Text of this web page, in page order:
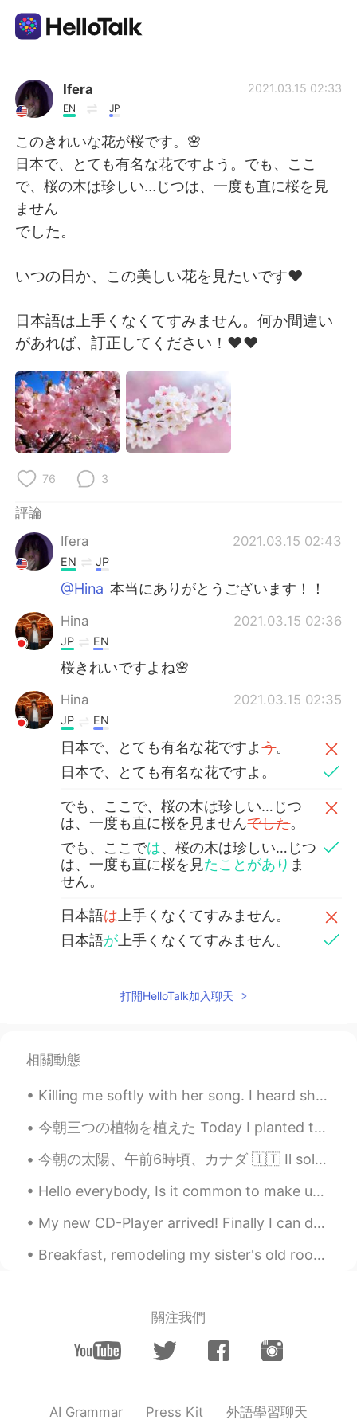
語言交換應用
AI Grammar Checker
繁體中文
English
Español العربية
Français Deutsch
Русский ไทย
Indonesia Italiano
Türkçe
Português
Ifera
EN JP
2021.03.15 02:33
このきれいな花が桜です。🌸
日本で、とても有名な花ですよう。でも、ここ
で、桜の木は珍しい…じつは、一度も直に桜を見
ません
でした。
いつの日か、この美しい花を見たいです❤️
日本語は上手くなくてすみません。何か間違い
があれば、訂正してください！❤️❤️
76 3
評論
Ifera
2021.03.15 02:43
EN JP
@Hina 本当にありがとうございます！！
Hina 2021.03.15 02:36
JP EN
桜きれいですよね🌸
Hina 2021.03.15 02:35
JP EN
日本で、とても有名な花ですよう。
日本で、とても有名な花ですよ。
でも、ここで、桜の木は珍しい…じつ
は、一度も直に桜を見ませんでした。
でも、ここでは、桜の木は珍しい…じつ
は、一度も直に桜を見たことがあり ま
せん。
日本語は上手くなくてすみません。
日本語が 上手くなくてすみません。
打開HelloTalk加入聊天
相關動態
Killing me softly with her song. I heard she sang a good song, I heard she had a style. And so I...
今朝三つの植物を植えた Today I planted three plants today ここには乾季だから土がとても硬い Here it is the dry season, so th...
今朝の太陽、午前6時頃、カナダ 🇮🇹 Il sole del mattino, alle 6 circa, in Canada 🇺🇸 Morning sun, around 6 am, in...
Hello everybody, Is it common to make umeshu? My friend moved to a new place that has a plum tre...
My new CD-Player arrived! Finally I can do the listening exercises in my textbooks but I can't us...
Breakfast, remodeling my sister's old room, lunch and then dinner. My niece loves to make her o...
關注我們
AI Grammar Press Kit 外語學習聊天